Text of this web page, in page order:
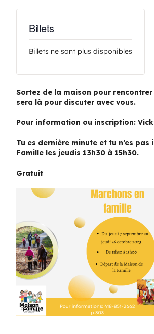
11 H 30 Min
Pique-nique au parc poisson
10 H 00 Min-11 H 30 Min
Marche en famille
Voir Le Calendrier
Billets
Billets ne sont plus disponibles
Sortez de la maison pour
sera là pour discuter avec vous.
Pour information ou inscription:
Tu es dernière minute et tu n’es
Famille les jeudis 13h30 à 15h30.
Gratuit